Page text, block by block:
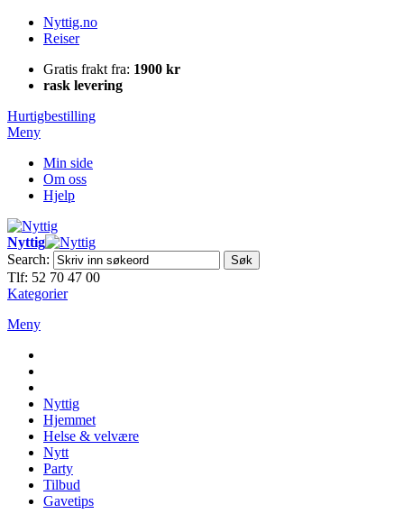
Nyttig.no
Reiser
Gratis frakt fra: 1900 kr
rask levering
Hurtigbestilling
Meny
Min side
Om oss
Hjelp
Nyttig
Search:
Søk
Tlf: 52 70 47 00
Kategorier
Meny
Nyttig
Hjemmet
Helse & velvære
Nytt
Party
Tilbud
Gavetips